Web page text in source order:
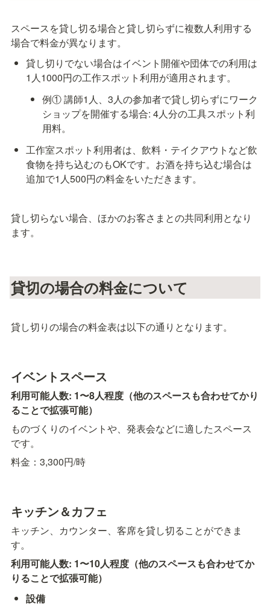
スペースを貸し切る場合と貸し切らずに複数人利用する
場合で料金が異なります。
貸し切りでない場合はイベント開催や団体での利用は
1人1000円の工作スポット利用が適用されます。
例① 講師1人、3人の参加者で貸し切らずにワーク
ショップを開催する場合: 4人分の工具スポット利
用料。
工作室スポット利用者は、飲料・テイクアウトなど飲
食物を持ち込むのもOKです。お酒を持ち込む場合は
追加で1人500円の料金をいただきます。
貸し切らない場合、ほかのお客さまとの共同利用となり
ます。
貸切の場合の料金について
貸し切りの場合の料金表は以下の通りとなります。
イベントスペース
利用可能人数: 1〜8人程度（他のスペースも合わせてかり
ることで拡張可能）
ものづくりのイベントや、発表会などに適したスペース
です。
料金：3,300円/時
キッチン＆カフェ
キッチン、カウンター、客席を貸し切ることができま
す。
利用可能人数: 1〜10人程度（他のスペースも合わせてか
りることで拡張可能）
設備